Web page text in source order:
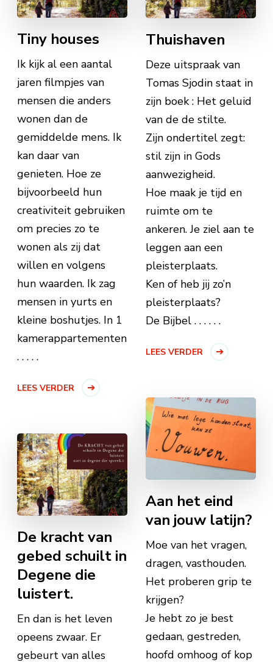
Tiny houses
Ik kijk al een aantal
jaren filmpjes van
mensen die anders
wonen dan de
gemiddelde mens. Ik
kan daar van
genieten. Hoe ze
bijvoorbeeld hun
creativiteit gebruiken
om precies zo te
wonen als zij dat
willen en volgens
hun waarden. Ik zag
mensen in yurts en
kleine boshutjes. In 1
kamerappartementen
. . . . .
LEES VERDER
Thuishaven
Deze uitspraak van
Tomas Sjodin staat in
zijn boek : Het geluid
van de de stilte.
Zijn ondertitel zegt:
stil zijn in Gods
aanwezigheid.
Hoe maak je tijd en
ruimte om te
ankeren. Je ziel aan te
leggen aan een
pleisterplaats.
Ken of heb jij zo’n
pleisterplaats?
De Bijbel . . . . . .
LEES VERDER
Aan het eind
van jouw latijn?
Moe van het vragen,
dragen, vasthouden.
Het proberen grip te
krijgen?
Je hebt zo je best
gedaan, gestreden,
hoofd omhoog of kop
De kracht van
gebed schuilt in
Degene die
luistert.
En dan is het leven
opeens zwaar. Er
gebeurt van alles